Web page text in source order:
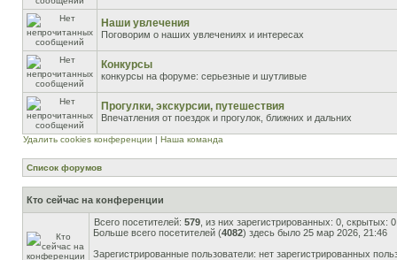
Наши увлечения
Поговорим о наших увлечениях и интересах
Конкурсы
конкурсы на форуме: серьезные и шутливые
Прогулки, экскурсии, путешествия
Впечатления от поездок и прогулок, ближних и дальних
Удалить cookies конференции | Наша команда
Список форумов
Кто сейчас на конференции
Всего посетителей: 579 , из них зарегистрированных: 0, скрытых:
Больше всего посетителей (4082) здесь было 25 мар 2026, 21:46
Зарегистрированные пользователи: нет зарегистрированных